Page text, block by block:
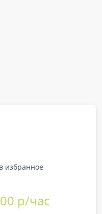
избранное
р/час